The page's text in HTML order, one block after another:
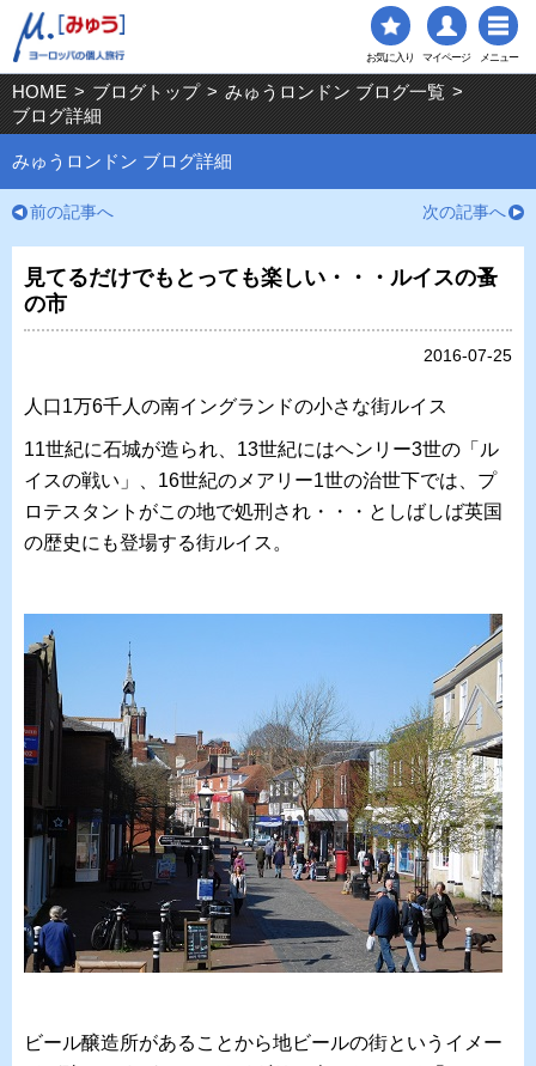
お気に入り マイページ メニュー
HOME > ブログトップ > みゅうロンドン ブログ一覧 >
ブログ詳細
みゅうロンドン ブログ詳細
前の記事へ 次の記事へ
見てるだけでもとっても楽しい・・・ルイスの蚤
の市
2016-07-25
人口1万6千人の南イングランドの小さな街ルイス
11世紀に石城が造られ、13世紀にはヘンリー3世の「ル
イスの戦い」、16世紀のメアリー1世の治世下では、プ
ロテスタントがこの地で処刑され・・・としばしば英国
の歴史にも登場する街ルイス。
ビール醸造所があることから地ビールの街というイメー